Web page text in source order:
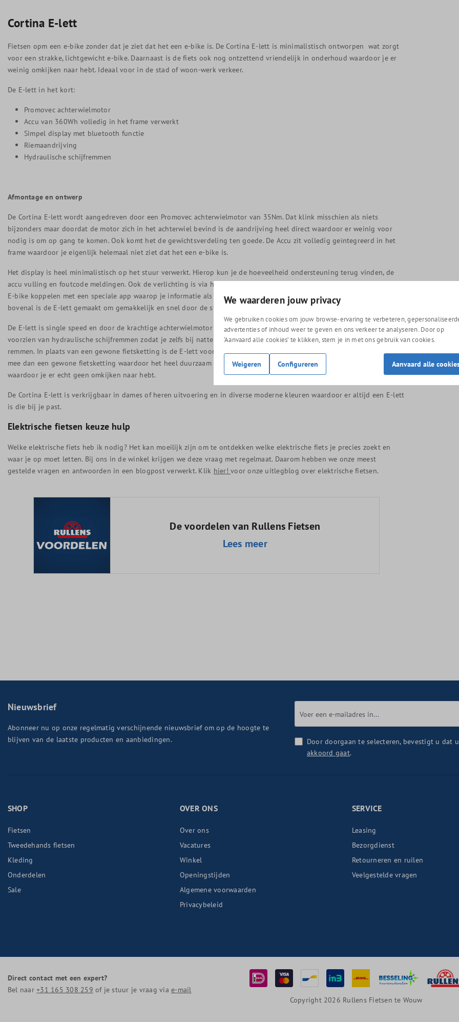
Cortina E-lett
Fietsen opm een e-bike zonder dat je ziet dat het een e-bike is. De Cortina E-lett is minimalistisch ontworpen wat zorgt
voor een strakke, lichtgewicht e-bike. Daarnaast is de fiets ook nog ontzettend vriendelijk in onderhoud waardoor je er
weinig omkijken naar hebt. Ideaal voor in de stad of woon-werk verkeer.
De E-lett in het kort:
Promovec achterwielmotor
Accu van 360Wh volledig in het frame verwerkt
Simpel display met bluetooth functie
Riemaandrijving
Hydraulische schijfremmen
Afmontage en ontwerp
De Cortina E-lett wordt aangedreven door een Promovec achterwielmotor van 35Nm. Dat klink misschien als niets
bijzonders maar doordat de motor zich in het achterwiel bevind is de aandrijving heel direct waardoor er weinig voor
nodig is om op gang te komen. Ook komt het de gewichtsverdeling ten goede. De Accu zit volledig geïntegreerd in het
frame waardoor je eigenlijk helemaal niet ziet dat het een e-bike is.
Het display is heel minimalistisch op het stuur verwerkt. Hierop kun je de hoeveelheid ondersteuning terug vinden, de
accu vulling en foutcode meldingen. Ook de verlichting is via het display te bedienen. Voor overige informatie kun je de
E-bike koppelen met een speciale app waarop je informatie als gereden afstanden en snelheid kunt terug zien. Maar
bovenal is de E-lett gemaakt om gemakkelijk en snel door de stad te kunnen manoeuvreren.
De E-lett is single speed en door de krachtige achterwielmotor zijn versnellingen ook niet nodig. Wel is de E-lett
voorzien van hydraulische schijfremmen zodat je zelfs bij natte weersomstandigheden krachtig en gedoseerd kunt
remmen. In plaats van een gewone fietsketting is de E-lett voorzien van riemaandrijving. Een riem gaat tot wel 3x langer
mee dan een gewone fietsketting waardoor het heel duurzaam is. Ook kan een riem veel beter tegen water en vuil
waardoor je er echt geen omkijken naar hebt.
De Cortina E-lett is verkrijgbaar in dames of heren uitvoering en in diverse moderne kleuren waardoor er altijd een E-lett
is die bij je past.
Elektrische fietsen keuze hulp
Welke elektrische fiets heb ik nodig? Het kan moeilijk zijn om te ontdekken welke elektrische fiets je precies zoekt en
waar je op moet letten. Bij ons in de winkel krijgen we deze vraag met regelmaat. Daarom hebben we onze meest
gestelde vragen en antwoorden in een blogpost verwerkt. Klik hier!voor onze uitlegblog over elektrische fietsen.
De voordelen van Rullens Fietsen
Lees meer
Nieuwsbrief
Abonneer nu op onze regelmatig verschijnende nieuwsbrief om op de hoogte te
blijven van de laatste producten en aanbiedingen.
Door doorgaan te selecteren, bevestigt u dat
akkoord gaat.
SHOP
Fietsen
Tweedehands fietsen
Kleding
Onderdelen
Sale
OVER ONS
Over ons
Vacatures
Winkel
Openingstijden
Algemene voorwaarden
Privacybeleid
SERVICE
Leasing
Bezorgdienst
Retourneren en ruilen
Veelgestelde vragen
Direct contact met een expert?
Bel naar+31 165 308 259 of je stuur je vraag viae-mail
Copyright 2026 Rullens Fietsen te Wouw
We waarderen jouw privacy
We gebruiken cookies om jouw browse-ervaring te verbeteren,
advertenties of inhoud weer te geven en ons verkeer te analyseren. Door op
‘Aanvaard alle cookies’ te klikken, stem je in met ons gebruik van cookies.
Weigeren Configureren Aanvaard alle